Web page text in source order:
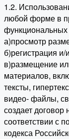
1.2.
любой форме в
а)просмотр
б)регистрация
в)размещение
материалов,
тексты,
видео- файлы,
создает
соответствии с
кодекса